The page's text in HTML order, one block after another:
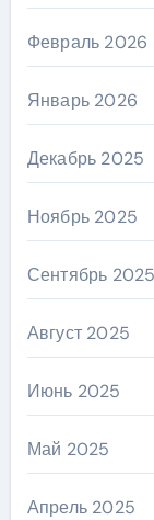
Февраль 2026
Январь 2026
Декабрь 2025
Ноябрь 2025
Сентябрь 2025
Август 2025
Июнь 2025
Май 2025
Апрель 2025